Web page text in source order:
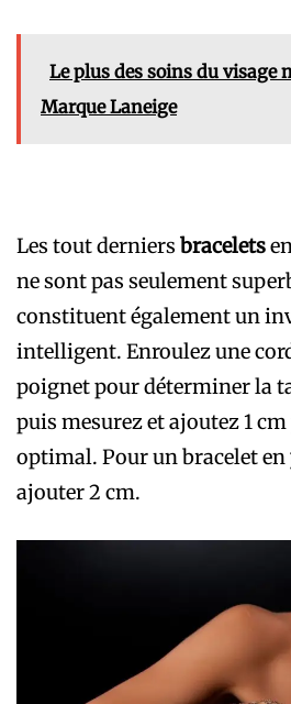
Le plus des soins du visage
Marque Laneige
Les tout derniers bracelets
ne sont pas seulement
constituent également un
intelligent. Enroulez une
poignet pour déterminer la
puis mesurez et ajoutez 1
optimal. Pour un bracelet en
ajouter 2 cm.